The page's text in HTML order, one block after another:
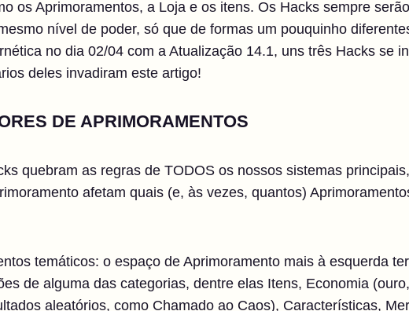
os Aprimoramentos, a Loja e os itens. Os Hacks sempre
nível de poder, só que de formas um pouquinho
no dia 02/04 com a Atualização 14.1, uns três Hacks se
deles invadiram este artigo!
DE APRIMORAMENTOS
quebram as regras de TODOS os nossos sistemas
afetam quais (e, às vezes, quantos)
temáticos: o espaço de Aprimoramento mais à esquerda
de alguma das categorias, dentre elas Itens, Economia
aleatórios, como Chamado ao Caos), Características,